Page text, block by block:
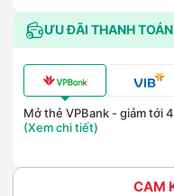
ƯU ĐÃI THANH TOÁN
Mở thẻ VPBank - giảm tới
(Xem chi tiết)
CAM